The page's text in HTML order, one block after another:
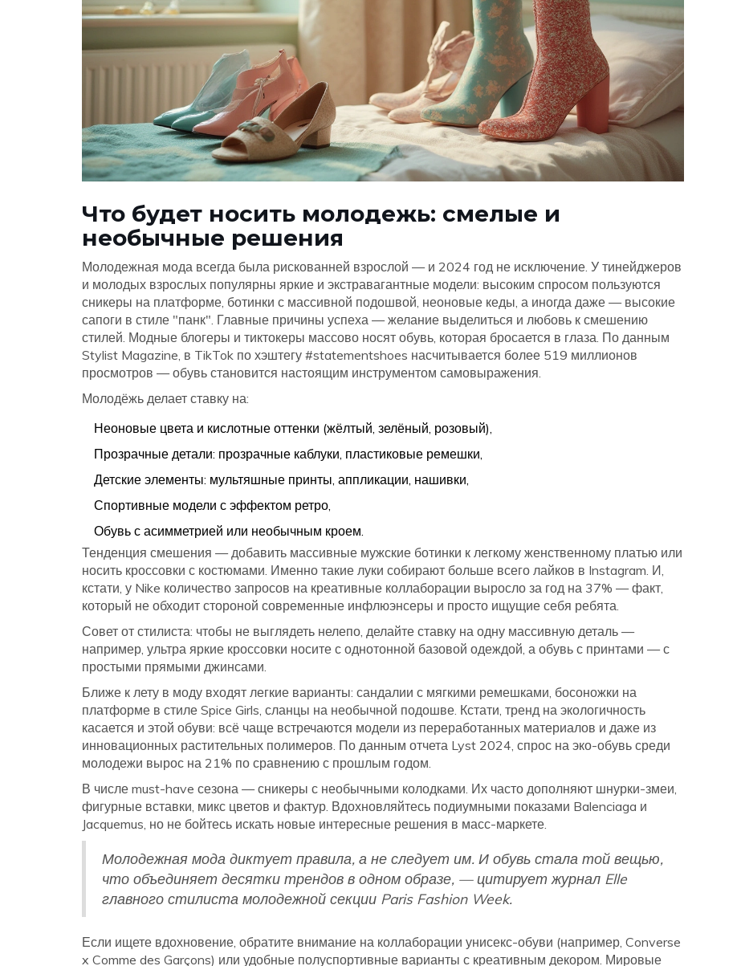
Что будет носить молодежь: смелые и
необычные решения
Молодежная мода всегда была рискованней взрослой — и 2024 год не исключение. У тинейджеров
и молодых взрослых популярны яркие и экстравагантные модели: высоким спросом пользуются
сникеры на платформе, ботинки с массивной подошвой, неоновые кеды, а иногда даже — высокие
сапоги в стиле "панк". Главные причины успеха — желание выделиться и любовь к смешению
стилей. Модные блогеры и тиктокеры массово носят обувь, которая бросается в глаза. По данным
Stylist Magazine, в TikTok по хэштегу #statementshoes насчитывается более 519 миллионов
просмотров — обувь становится настоящим инструментом самовыражения.
Молодёжь делает ставку на:
Неоновые цвета и кислотные оттенки (жёлтый, зелёный, розовый),
Прозрачные детали: прозрачные каблуки, пластиковые ремешки,
Детские элементы: мультяшные принты, аппликации, нашивки,
Спортивные модели с эффектом ретро,
Обувь с асимметрией или необычным кроем.
Тенденция смешения — добавить массивные мужские ботинки к легкому женственному платью или
носить кроссовки с костюмами. Именно такие луки собирают больше всего лайков в Instagram. И,
кстати, у Nike количество запросов на креативные коллаборации выросло за год на 37% — факт,
который не обходит стороной современные инфлюэнсеры и просто ищущие себя ребята.
Совет от стилиста: чтобы не выглядеть нелепо, делайте ставку на одну массивную деталь —
например, ультра яркие кроссовки носите с однотонной базовой одеждой, а обувь с принтами — с
простыми прямыми джинсами.
Ближе к лету в моду входят легкие варианты: сандалии с мягкими ремешками, босоножки на
платформе в стиле Spice Girls, сланцы на необычной подошве. Кстати, тренд на экологичность
касается и этой обуви: всё чаще встречаются модели из переработанных материалов и даже из
инновационных растительных полимеров. По данным отчета Lyst 2024, спрос на эко-обувь среди
молодежи вырос на 21% по сравнению с прошлым годом.
В числе must-have сезона — сникеры с необычными колодками. Их часто дополняют шнурки-змеи,
фигурные вставки, микс цветов и фактур. Вдохновляйтесь подиумными показами Balenciaga и
Jacquemus, но не бойтесь искать новые интересные решения в масс-маркете.
Молодежная мода диктует правила, а не следует им. И обувь стала той вещью,
что объединяет десятки трендов в одном образе, — цитирует журнал Elle
главного стилиста молодежной секции Paris Fashion Week.
Если ищете вдохновение, обратите внимание на коллаборации унисекс-обуви (например, Converse
x Comme des Garçons) или удобные полуспортивные варианты с креативным декором. Мировые